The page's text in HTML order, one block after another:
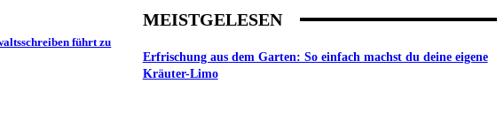
führt zu
MEISTGELESEN
Erfrischung aus dem Garten: So einfach machst du deine eigene
Kräuter-Limo